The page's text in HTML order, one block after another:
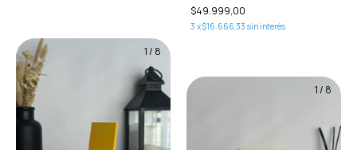
$49.999,00
3 x$16.666,33 sin interés
1/ 8
1/ 8